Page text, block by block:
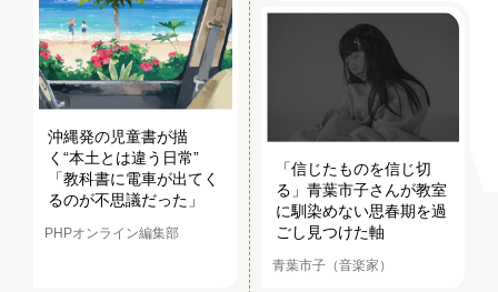
沖縄発の児童書が描
く“本土とは違う日常”
「教科書に電車が出てく
るのが不思議だった」
PHPオンライン編集部
「信じたものを信じ切
る」青葉市子さんが教室
に馴染めない思春期を過
ごし見つけた軸
青葉市子（音楽家）